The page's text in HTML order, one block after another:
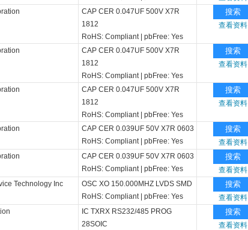
CAP CER 0.047UF 500V X7R
1812
RoHS: Compliant pbFree: Yes
搜索
查看资料
CAP CER 0.047UF 500V X7R
1812
RoHS: Compliant pbFree: Yes
搜索
查看资料
CAP CER 0.047UF 500V X7R
1812
RoHS: Compliant pbFree: Yes
搜索
查看资料
CAP CER 0.039UF 50V X7R 0603
RoHS: Compliant pbFree: Yes
搜索
查看资料
CAP CER 0.039UF 50V X7R 0603
RoHS: Compliant pbFree: Yes
搜索
查看资料
Technology Inc
OSC XO 150.000MHZ LVDS SMD
RoHS: Compliant pbFree: Yes
搜索
查看资料
IC TXRX RS232/485 PROG
28SOIC
搜索
查看资料